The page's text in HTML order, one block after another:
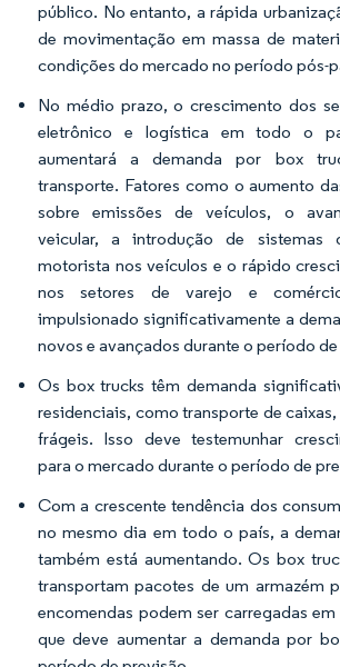
público. No entanto, a rápida
de movimentação em massa de
condições do mercado no período pós-
No médio prazo, o crescimento dos
eletrônico e logística em todo o
aumentará a demanda por box
transporte. Fatores como o aumento
sobre emissões de veículos, o
veicular, a introdução de sistemas
motorista nos veículos e o rápido
nos setores de varejo e
impulsionado significativamente a
novos e avançados durante o período
Os box trucks têm demanda
residenciais, como transporte de
frágeis. Isso deve testemunhar
para o mercado durante o período de
Com a crescente tendência dos
no mesmo dia em todo o país, a
também está aumentando. Os box
transportam pacotes de um armazém
encomendas podem ser carregadas
que deve aumentar a demanda por